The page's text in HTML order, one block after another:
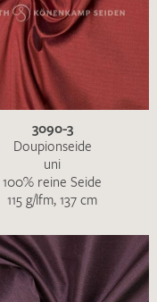
Ihrer
IHRE
3090-3
Doupionseide
uni
100% reine Seide
115 g/lfm, 137 cm